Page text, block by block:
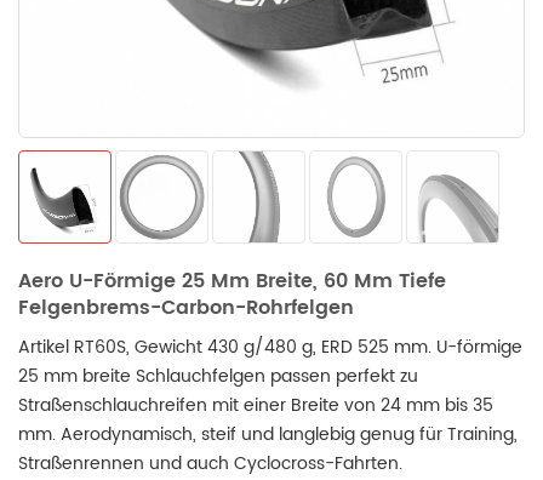
Aero U-Förmige 25 Mm Breite, 60 Mm Tiefe
Felgenbrems-Carbon-Rohrfelgen
Artikel RT60S, Gewicht 430 g/480 g, ERD 525 mm. U-förmige
25 mm breite Schlauchfelgen passen perfekt zu
Straßenschlauchreifen mit einer Breite von 24 mm bis 35
mm. Aerodynamisch, steif und langlebig genug für Training,
Straßenrennen und auch Cyclocross-Fahrten.